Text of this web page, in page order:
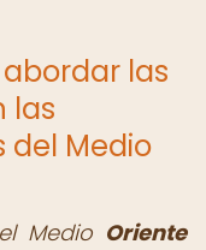
las
las
del Medio
Medio Oriente